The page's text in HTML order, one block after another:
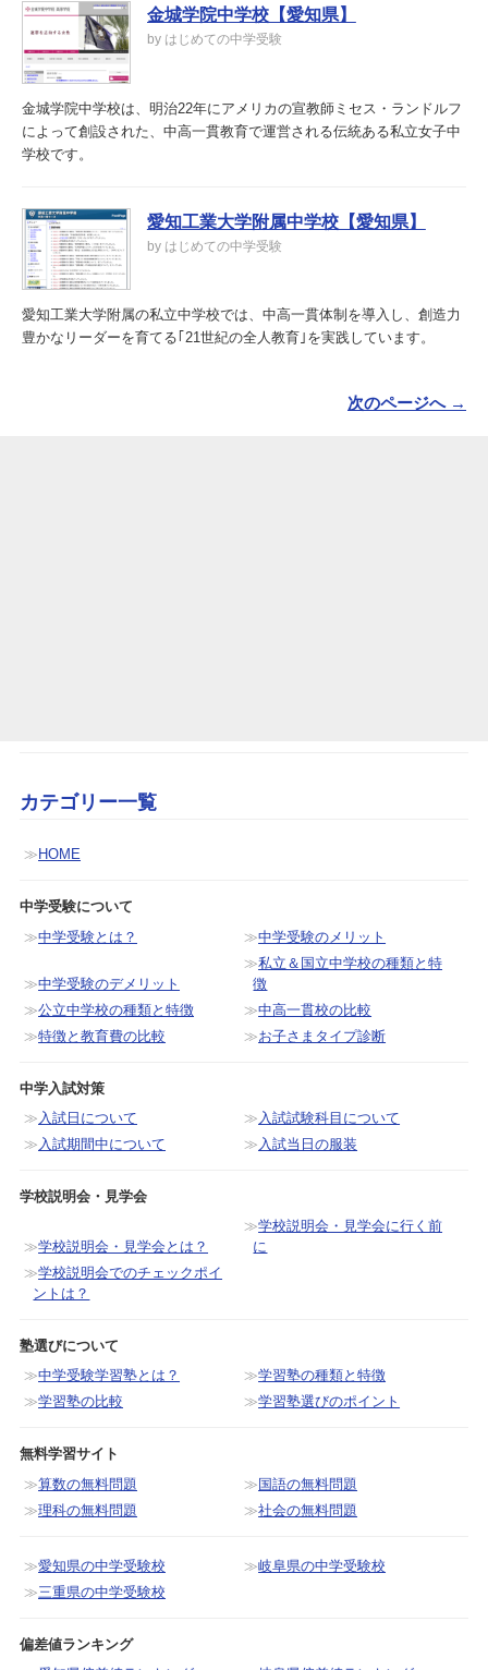
金城学院中学校【愛知県】
by はじめての中学受験
金城学院中学校は、明治22年にアメリカの宣教師ミセス・ランドルフ
によって創設された、中高一貫教育で運営される伝統ある私立女子中
学校です。
愛知工業大学附属中学校【愛知県】
by はじめての中学受験
愛知工業大学附属の私立中学校では、中高一貫体制を導入し、創造力
豊かなリーダーを育てる｢21世紀の全人教育｣を実践しています。
次のページへ →
カテゴリー一覧
HOME
中学受験について
中学受験とは？
中学受験のメリット
中学受験のデメリット
私立＆国立中学校の種類と特
徴
公立中学校の種類と特徴
中高一貫校の比較
特徴と教育費の比較
お子さまタイプ診断
中学入試対策
入試日について
入試試験科目について
入試期間中について
入試当日の服装
学校説明会・見学会
学校説明会・見学会とは？
学校説明会・見学会に行く前
に
学校説明会でのチェックポイ
ントは？
塾選びについて
中学受験学習塾とは？
学習塾の種類と特徴
学習塾の比較
学習塾選びのポイント
無料学習サイト
算数の無料問題
国語の無料問題
理科の無料問題
社会の無料問題
愛知県の中学受験校
岐阜県の中学受験校
三重県の中学受験校
偏差値ランキング